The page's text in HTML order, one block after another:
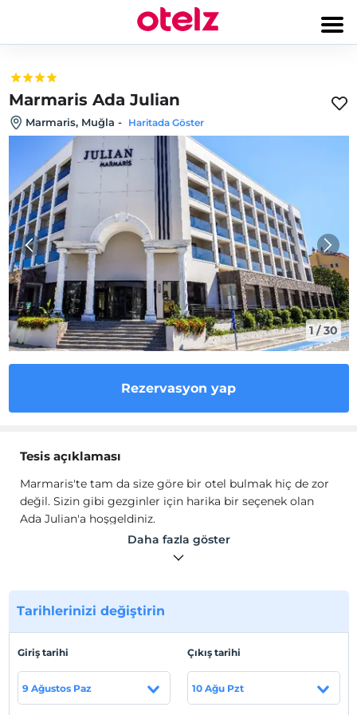
Marmaris Ada Julian
Marmaris, Muğla - Haritada Göster
1/30
Rezervasyon yap
Tesis açıklaması
Marmaris'te tam da size göre bir otel bulmak hiç de zor
değil. Sizin gibi gezginler için harika bir seçenek olan
Ada Julian'a hoşgeldiniz.
Ada Julian, konuklarına şık odalarda düz ekran TV, split
klima ve minibar gibi çeşitli oda olanakları sunmakta
Tatilinizi daha keyifli kılmak üzere oda servisi hizmeti
sunuyor. Tesiste ayrıca havuz ve tercih ettiğiniz pansiyon
açık büfe mevcuttur. Araçla gelen konuklar halka açık
ücretsiz otoparktan yararlanabilirler.
Daha fazla göster
Tarihlerinizi değiştirin
Giriş tarihi
9 Ağustos Paz
Çıkış tarihi
10 Ağu Pzt